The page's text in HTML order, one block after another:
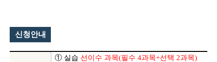
신청안내
① 실습 선이수 과목(필수 4과목+선택 2과목)